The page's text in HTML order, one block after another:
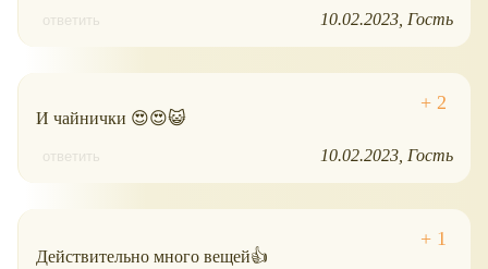
ответить 10.02.2023 Гость
И чайнички 😍😍😺
ответить 10.02.2023 Гость
Действительно много вещей👍